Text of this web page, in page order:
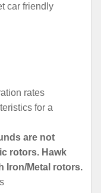
car friendly
rates
for a
are not
rotors. Hawk
Iron/Metal rotors.